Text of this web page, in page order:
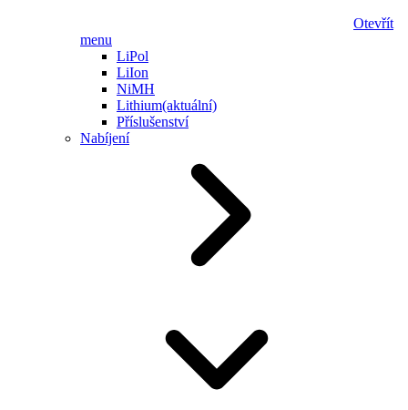
Otevřít
menu
LiPol
LiIon
NiMH
Lithium(aktuální)
Příslušenství
Nabíjení